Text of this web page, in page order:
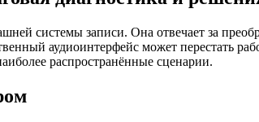
системы записи. Она отвечает за
аудиоинтерфейс может перестать
распространённые сценарии.